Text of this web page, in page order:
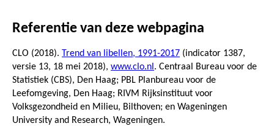
Referentie van deze webpagina
CLO (2018). Trend van libellen, 1991-2017 (indicator 1387,
versie 13, 18 mei 2018), www.clo.nl . Centraal Bureau voor de
Statistiek (CBS), Den Haag; PBL Planbureau voor de
Leefomgeving, Den Haag; RIVM Rijksinstituut voor
Volksgezondheid en Milieu, Bilthoven; en Wageningen
University and Research, Wageningen.